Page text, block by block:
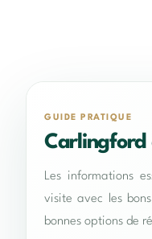
GUIDE PRATIQUE
Carlingford
Les informations
visite avec les
bonnes options de